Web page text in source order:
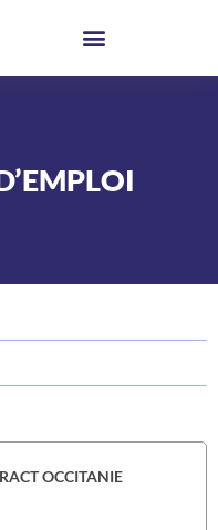
OCCITANIE